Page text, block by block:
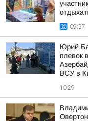
09:57
Юрий
плевок
ВСУ в
10:29